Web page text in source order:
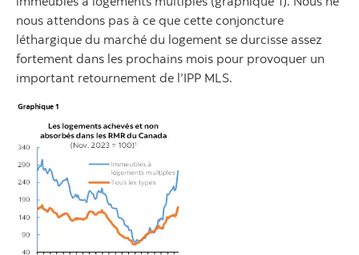
nous attendons pas à ce que cette conjoncture
léthargique du marché du logement se durcisse assez
fortement dans les prochains mois pour provoquer un
important retournement de l’IPP MLS.